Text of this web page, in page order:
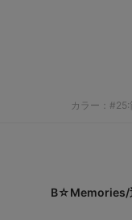
カラー：#25:
B☆Memories/